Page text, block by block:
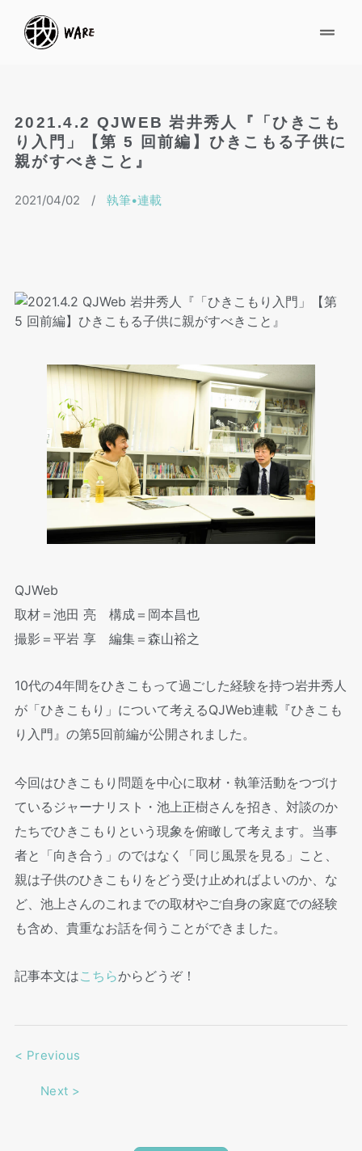
2021.4.2 QJWEB 岩井秀⼈『「ひきこも
り⼊⾨」【第 5 回前編】ひきこもる⼦供に
親がすべきこと』
2021/04/02 / 執筆•連載
QJWeb
取材＝池田 亮 構成＝岡本昌也
撮影＝平岩 享 編集＝森山裕之
10代の4年間をひきこもって過ごした経験を持つ岩井秀人
が「ひきこもり」について考えるQJWeb連載『ひきこも
り入門』の第5回前編が公開されました。
今回はひきこもり問題を中心に取材・執筆活動をつづけ
ているジャーナリスト・池上正樹さんを招き、対談のか
たちでひきこもりという現象を俯瞰して考えます。当事
者と「向き合う」のではなく「同じ風景を見る」こと、
親は子供のひきこもりをどう受け止めればよいのか、な
ど、池上さんのこれまでの取材やご自身の家庭での経験
も含め、貴重なお話を伺うことができました。
記事本文はこちらからどうぞ！
< Previous
Next >